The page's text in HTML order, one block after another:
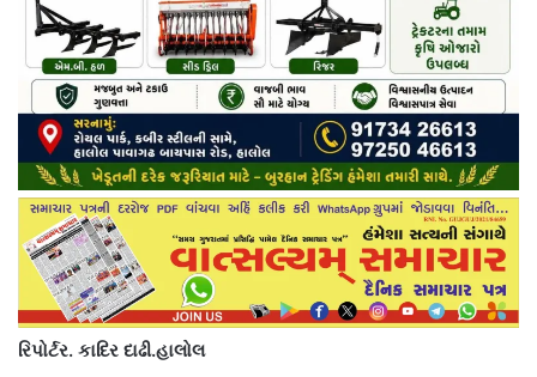
રિપોર્ટર. કાદિર દાઢી.હાલોલ